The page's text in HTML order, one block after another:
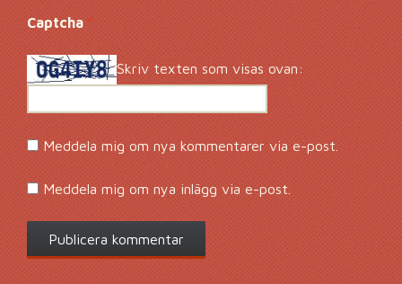
Captcha*
Skriv texten som visas ovan:
Meddela mig om nya kommentarer via e-post.
Meddela mig om nya inlägg via e-post.